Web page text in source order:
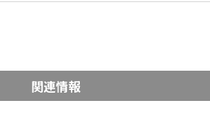
関連情報